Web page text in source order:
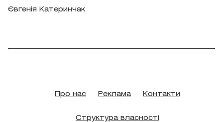
Євгенія Катеринчак
Про нас Реклама Контакти
Структура власності